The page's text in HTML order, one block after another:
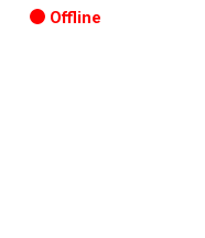
Offline